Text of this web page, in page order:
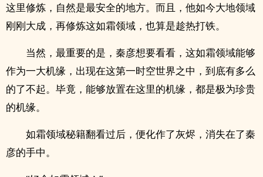
这里修炼，自然是最安全的地方。而且，他如今大地领域
刚刚大成，再修炼这如霜领域，也算是趁热打铁。
当然，最重要的是，秦彦想要看看，这如霜领域能够
作为一大机缘，出现在这第一时空世界之中，到底有多么
的了不起。毕竟，能够放置在这里的机缘，都是极为珍贵
的机缘。
如霜领域秘籍翻看过后，便化作了灰烬，消失在了秦
彦的手中。